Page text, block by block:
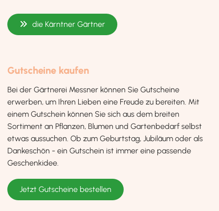
die Kärntner Gärtner
Gutscheine kaufen
Bei der Gärtnerei Messner können Sie Gutscheine
erwerben, um Ihren Lieben eine Freude zu bereiten. Mit
einem Gutschein können Sie sich aus dem breiten
Sortiment an Pflanzen, Blumen und Gartenbedarf selbst
etwas aussuchen. Ob zum Geburtstag, Jubiläum oder als
Dankeschön - ein Gutschein ist immer eine passende
Geschenkidee.
Jetzt Gutscheine bestellen